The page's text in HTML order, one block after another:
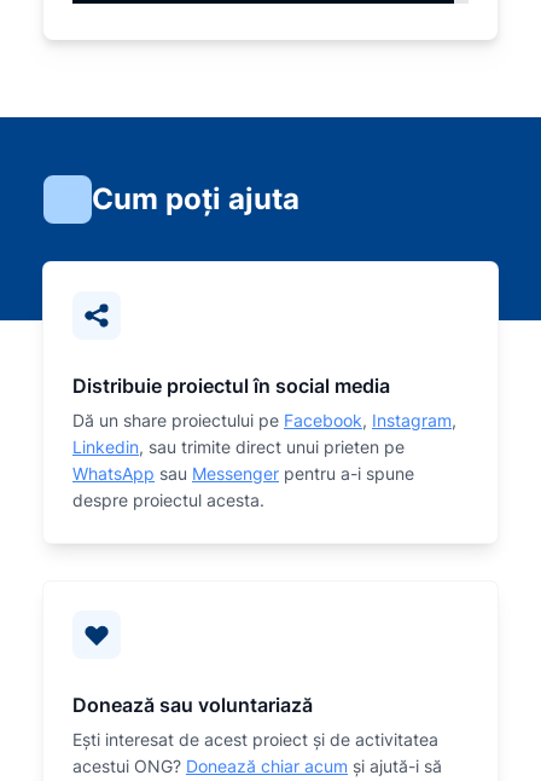
Cum poți ajuta
Distribuie proiectul în social media
Dă un share proiectului pe Facebook, Instagram,
Linkedin, sau trimite direct unui prieten pe
WhatsApp sau Messenger pentru a-i spune
despre proiectul acesta.
Donează sau voluntariază
Eşti interesat de acest proiect și de activitatea
acestui ONG? Donează chiar acum și ajută-i să